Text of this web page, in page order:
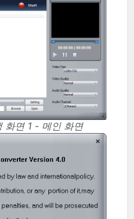
화면 1 - 메인 화면